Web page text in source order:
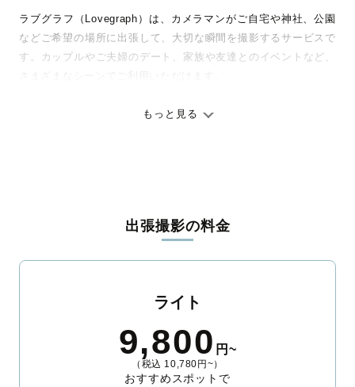
ラブグラフ（Lovegraph）は、カメラマンがご自宅や神社、公園
などご希望の場所に出張して、大切な瞬間を撮影するサービスで
す。カップルやご夫婦のデート、家族や友達とのイベントなど、
ありのままの空気感を大切に、何十年経っても見返したくなるよ
ィを身につけたプロのカメラマンが全国47都道府県に在籍してい
ます。創業10年のノウハウを活かし、思い出に残る素敵な撮影体
験をお届けします。
整。自然な雰囲気を残しつつも、おしゃれで洗練された仕上がり
に。きっと「こんな写真を撮ってほしかった！」と思える一枚に
出会えます。まずは、ラブグラフの撮影事例
もっと見る
出張撮影の料金
ライト
9,800 円~
（税込 10,780円~）
おすすめスポットで